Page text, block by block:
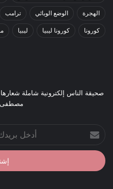
الهجرة الوضع الوبائي ترامب
كورونا كورونا ليبيا ليبيا
صحيقة الناس إلكترونية شاملة
مصطفى
بريدك
الإلكتروني